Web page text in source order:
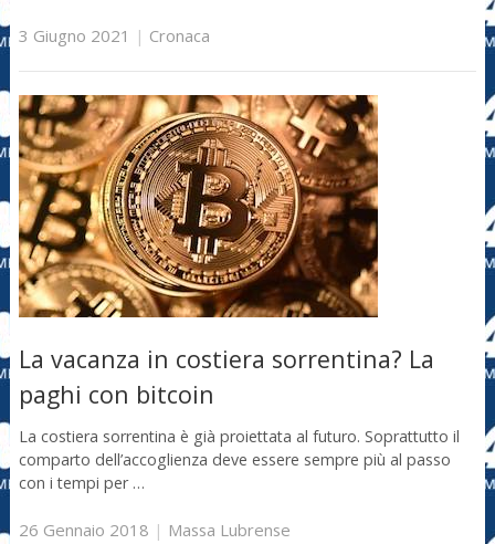
3 Giugno 2021 | Cronaca
La vacanza in costiera sorrentina? La
paghi con bitcoin
La costiera sorrentina è già proiettata al futuro. Soprattutto il
comparto dell’accoglienza deve essere sempre più al passo
con i tempi per …
26 Gennaio 2018 | Massa Lubrense